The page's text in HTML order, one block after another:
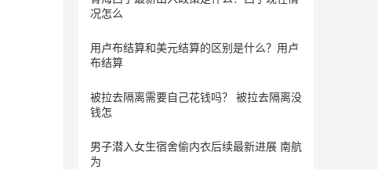
况怎么
用卢布结算和美元结算的区别是什么？用卢
布结算
被拉去隔离需要自己花钱吗？ 被拉去隔离没
钱怎
男子潜入女生宿舍偷内衣后续最新进展 南航
为